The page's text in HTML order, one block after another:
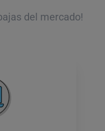
del mercado!